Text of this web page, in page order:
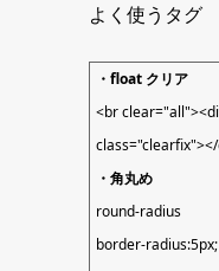
よく使うタグ
・float クリア
<br
・角丸め
round-radius
border-